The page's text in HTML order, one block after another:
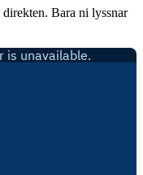
direkten. Bara ni lyssnar